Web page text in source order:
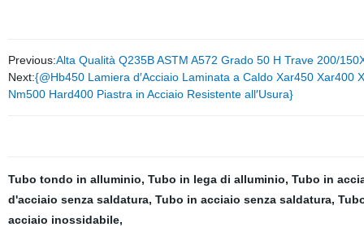
Previous:Alta Qualità Q235B ASTM A572 Grado 50 H Trave 200/
Next:{@Hb450 Lamiera d′Acciaio Laminata a Caldo Xar450
Nm500 Hard400 Piastra in Acciaio Resistente all′Usura}
Tubo tondo in alluminio, Tubo in lega di alluminio, Tubo in
d'acciaio senza saldatura, Tubo in acciaio senza saldatura,
acciaio inossidabile,